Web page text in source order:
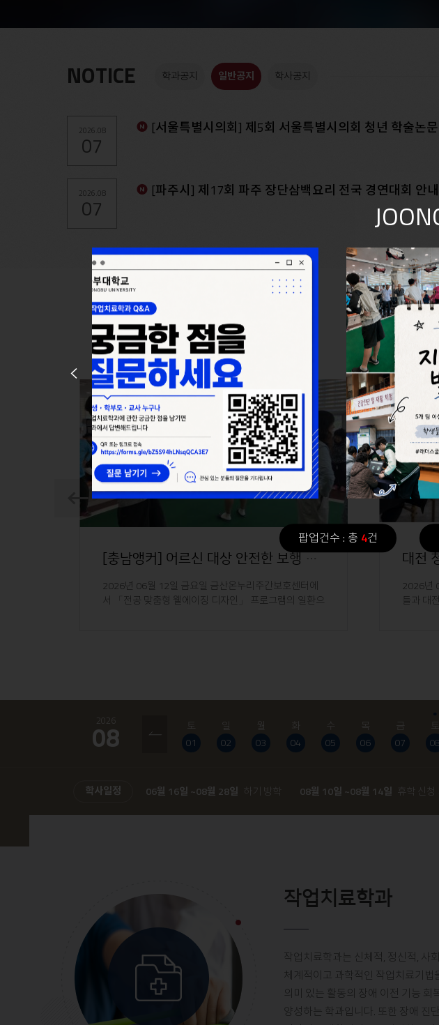
팝업건수 : 총 4건
NOTICE 학과공지 일반공지
2026.08
07
[서울특별시의회] 제5회 서울특별시의회 청년 학술논문 공모
2026.08
07
[파주시] 제17회 파주 장단삼백요리 전국 경연대회 안내
학사공지
[충남앵커] 어르신 대상 안전한 보행 및 낙상 예방 프..
2026년 06월 12일 금요일 금산온누리주간보호센터에
서 「전공 맞춤형 웰에이징 디자인」 프로그램의 일환으
대전
2026년
들과 대
2026
08
토
01
일
02
월
03
화
04
수
05
목
06
금
07
토
08
학사일정 06월 16일 ~08월 28일 하기 방학 08월 10일 ~08월 14일 휴학 신청
작업치료학과
작업치료학과는 신체적, 정신적, 사
체계적이고 과학적인 작업치료기
의미 있는 활동의 장애 이전 기능
양성하는 학과입니다. 또한 장애 진